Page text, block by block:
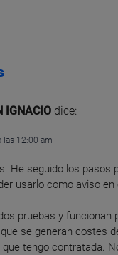
IGNACIO dice:
las 12:00 am
He seguido los pasos
usarlo como aviso en
pruebas y funcionan
se generan costes
que tengo contratada.